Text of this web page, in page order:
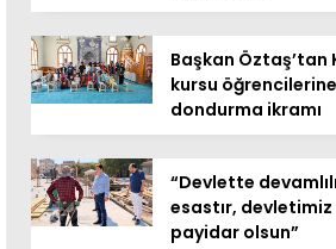
Başkan Öztaş’tan
kursu öğrencilerine
dondurma ikramı
“Devlette
esastır, devletimiz
payidar olsun”